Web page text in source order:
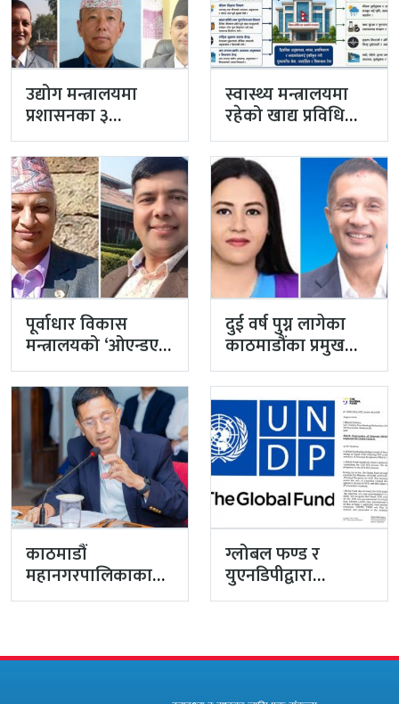
उद्योग मन्त्रालयमा
प्रशासनका ३
सहसचिव फाजिलमा
स्वास्थ्य मन्त्रालयमा
रहेको खाद्य प्रविधि
तथा गुण नियन्त्रण
विभाग विज्ञान…
पूर्वाधार विकास
मन्त्रालयको ‘ओएन्डएम’
नटुंगिदा प्रशासनका
सहसचिवको भएन
व्यवस्थापन
दुई वर्ष पुग्न लागेका
काठमाडौंका प्रमुख
प्रशासकीय अधिकृत
गुरागाईं अवकाशमा,…
काठमाडौं
महानगरपालिकाका
प्रमुख प्रशासकीय
ग्लोबल फण्ड र
युएनडिपीद्वारा
सरकारको
विवादास्पद…